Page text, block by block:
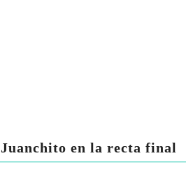
en la recta final